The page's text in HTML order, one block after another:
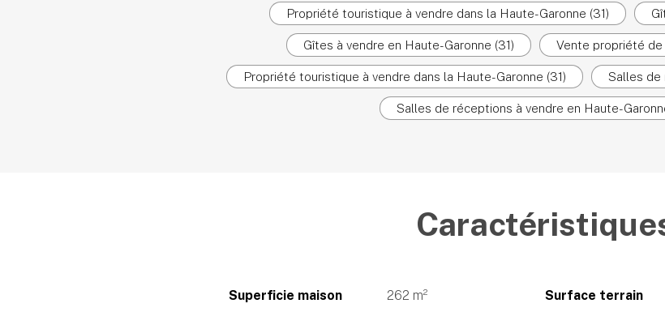
Propriété touristique à vendre dans la Haute-Garonne (31)
Gîtes à vendre en Haute-Garonne (31) Vente propriété
Propriété touristique à vendre dans la Haute-Garonne (31) Salles de
Salles de réceptions à vendre en Haute-
Superficie maison 262 m² Surface terrain